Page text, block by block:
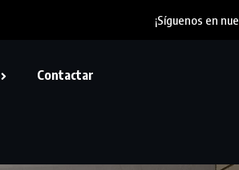
¡Síguenos en
Contactar